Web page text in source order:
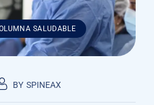
SALUDABLE
BY SPINEAX